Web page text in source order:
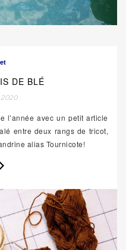
DE BLÉ
l’année avec un petit article
entre deux rangs de tricot,
alias Tournicote!